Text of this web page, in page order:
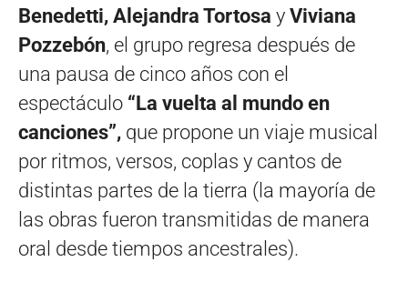
Benedetti, Alejandra Tortosa y Viviana
Pozzebón, el grupo regresa después de
una pausa de cinco años con el
espectáculo “La vuelta al mundo en
canciones”, que propone un viaje musical
por ritmos, versos, coplas y cantos de
distintas partes de la tierra (la mayoría de
las obras fueron transmitidas de manera
oral desde tiempos ancestrales).